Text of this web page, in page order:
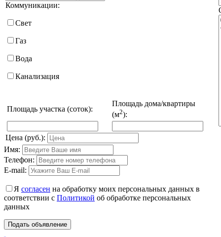
Коммуникации:
Свет
Газ
Вода
Канализация
Площадь участка (соток):
Площадь дома/квартиры
(м2):
Цена (руб.):
Имя:
Телефон:
E-mail:
Я согласен на обработку моих персональных данных в
соответствии с Политикой об обработке персональных
данных